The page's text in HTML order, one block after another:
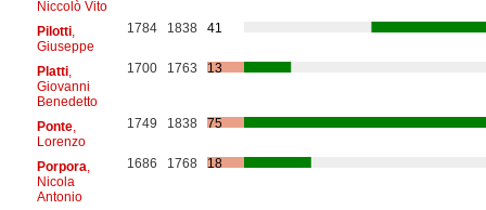
Niccolò Vito
Pilotti,
Giuseppe
1784 1838 41
Platti,
Giovanni
Benedetto
1700 1763 13
Ponte,
Lorenzo
1749 1838 75
Porpora
Nicola
Antonio
1686 1768 18